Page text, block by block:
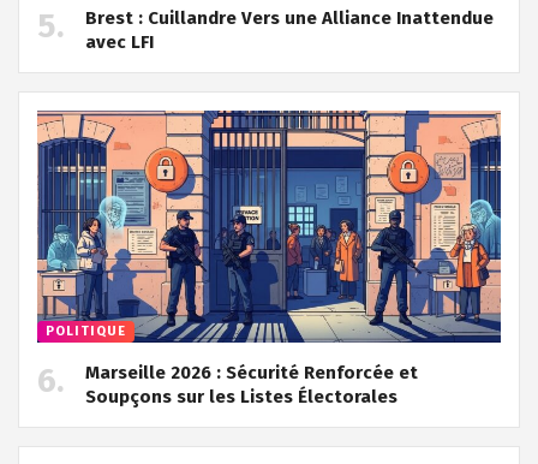
Brest : Cuillandre Vers une Alliance Inattendue
avec LFI
POLITIQUE
Marseille 2026 : Sécurité Renforcée et
Soupçons sur les Listes Électorales